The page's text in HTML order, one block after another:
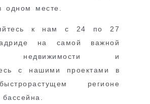
одном месте.
к нам с 24 по 27
на самой важной
недвижимости и
с нашими проектами в
регионе
бассейна.